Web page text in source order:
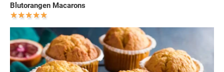
Blutorangen Macarons